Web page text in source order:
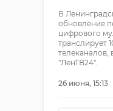
В
обновление
цифрового
транслирует
телеканалов,
"ЛенТВ24".
26 июня, 15:13